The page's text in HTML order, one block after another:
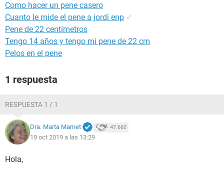
Como hacer un pene casero
Cuanto le mide el pene a jordi enp ✓
Pene de 22 centímetros
Tengo 14 años y tengo mi pene de 22 cm
Pelos en el pene
1 respuesta
RESPUESTA 1 / 1
Dra. Marta Marnet 47.660
19 oct 2019 a las 13:29
Hola,